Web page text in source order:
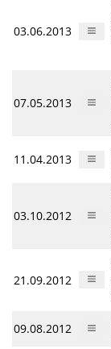
03.06.2013
07.05.2013
11.04.2013
03.10.2012
21.09.2012
09.08.2012